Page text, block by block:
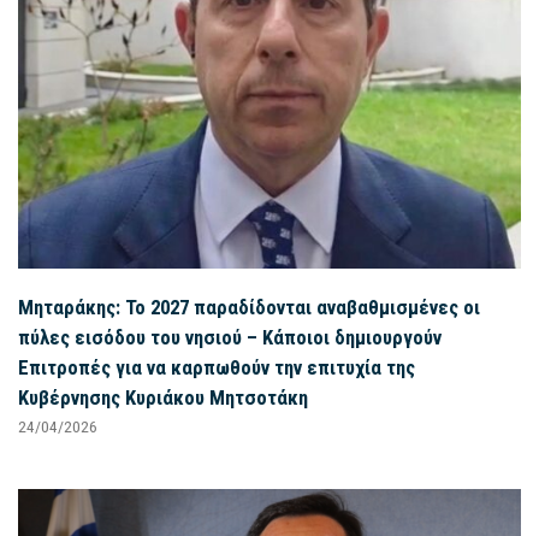
Μηταράκης: Το 2027 παραδίδονται αναβαθμισμένες οι
πύλες εισόδου του νησιού – Κάποιοι δημιουργούν
Επιτροπές για να καρπωθούν την επιτυχία της
Κυβέρνησης Κυριάκου Μητσοτάκη
24/04/2026